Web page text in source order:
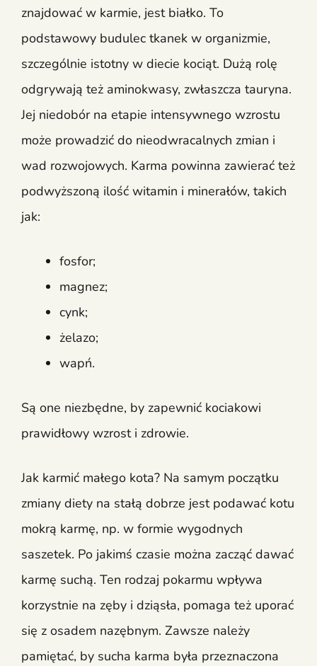
znajdować w karmie, jest białko. To
podstawowy budulec tkanek w organizmie,
szczególnie istotny w diecie kociąt. Dużą rolę
odgrywają też aminokwasy, zwłaszcza tauryna.
Jej niedobór na etapie intensywnego wzrostu
może prowadzić do nieodwracalnych zmian i
wad rozwojowych. Karma powinna zawierać też
podwyższoną ilość witamin i minerałów, takich
jak:
fosfor;
magnez;
cynk;
żelazo;
wapń.
Są one niezbędne, by zapewnić kociakowi
prawidłowy wzrost i zdrowie.
Jak karmić małego kota? Na samym początku
zmiany diety na stałą dobrze jest podawać kotu
mokrą karmę, np. w formie wygodnych
saszetek. Po jakimś czasie można zacząć dawać
karmę suchą. Ten rodzaj pokarmu wpływa
korzystnie na zęby i dziąsła, pomaga też uporać
się z osadem nazębnym. Zawsze należy
pamiętać, by sucha karma była przeznaczona